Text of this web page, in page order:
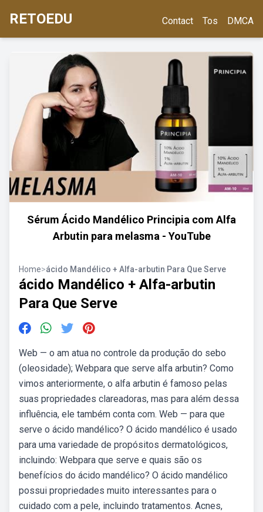
RETOEDU Contact Tos DMCA
Sérum Ácido Mandélico Principia com Alfa
Arbutin para melasma - YouTube
Home>ácido Mandélico + Alfa-arbutin Para Que Serve
ácido Mandélico + Alfa-arbutin
Para Que Serve
Web — o am atua no controle da produção do sebo
(oleosidade); Webpara que serve alfa arbutin? Como
vimos anteriormente, o alfa arbutin é famoso pelas
suas propriedades clareadoras, mas para além dessa
influência, ele também conta com. Web — para que
serve o ácido mandélico? O ácido mandélico é usado
para uma variedade de propósitos dermatológicos,
incluindo: Webpara que serve e quais são os
benefícios do ácido mandélico? O ácido mandélico
possui propriedades muito interessantes para o
cuidado com a pele, incluindo tratamentos. Acnes,